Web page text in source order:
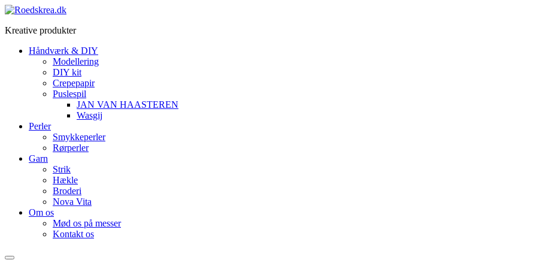
Videre
indhold
Kreative produkter
Håndværk & DIY
Modellering
DIY kit
Crepepapir
Puslespil
JAN VAN HAASTEREN
Wasgij
Perler
Smykkeperler
Rørperler
Garn
Strik
Hækle
Broderi
Nova Vita
Om os
Mød os på messer
Kontakt os
Menu